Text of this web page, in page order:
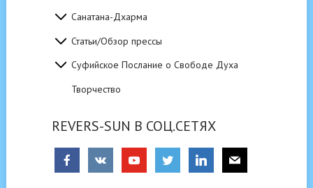
Санатана-Дхарма
Статьи/Обзор прессы
Суфийское Послание о Свободе Духа
Творчество
REVERS-SUN В СОЦ.СЕТЯХ